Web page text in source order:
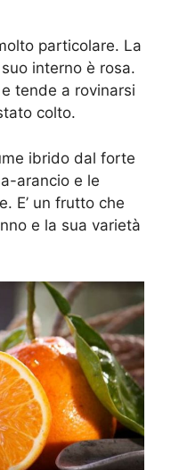
particolare. La
interno è rosa.
tende a rovinarsi
colto.
ibrido dal forte
arancio e le
E’ un frutto che
e la sua varietà